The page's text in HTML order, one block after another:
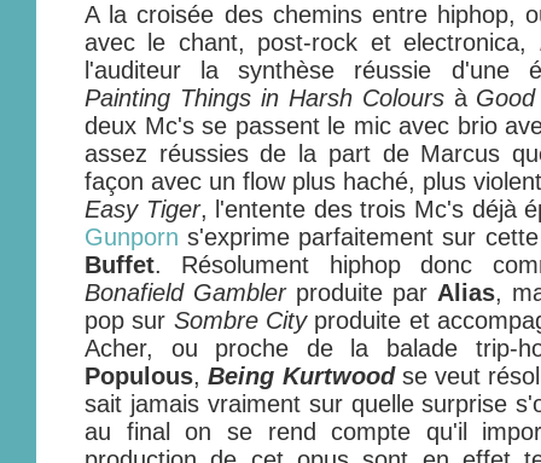
A la croisée des chemins entre hiphop,
avec le chant, post-rock et electronica,
l'auditeur la synthèse réussie d'une
Painting Things in Harsh Coloursà
deux Mc's se passent le mic avec brio
assez réussies de la part de Marcus
façon avec un flow plus haché, plus
Easy Tiger, l'entente des trois Mc's déjà
Gunporn s'exprime parfaitement sur
Buffet. Résolument hiphop donc
Bonafield Gamblerproduite par Alias,
pop sur Sombre Cityproduite et
Acher, ou proche de la balade trip-
Populous,Being Kurtwoodse veut
sait jamais vraiment sur quelle surprise
au final on se rend compte qu'il